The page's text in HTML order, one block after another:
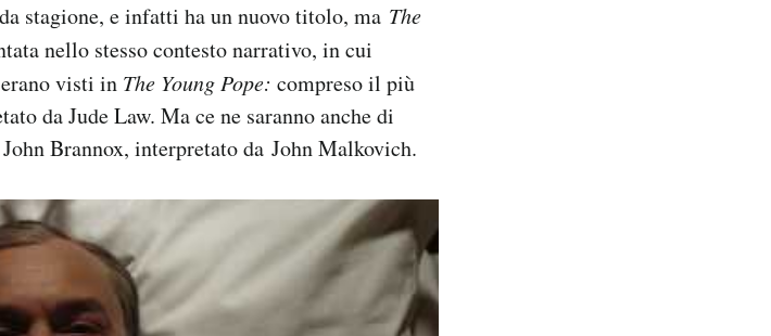
stagione, e infatti ha un nuovo titolo, ma The
nello stesso contesto narrativo, in cui
visti in The Young Pope: compreso il più
da Jude Law. Ma ce ne saranno anche di
Brannox, interpretato da John Malkovich.